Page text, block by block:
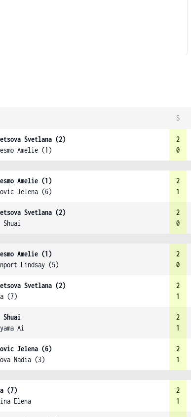
S
Svetlana (2)
Amelie (1)
2
0
Amelie (1)
Jelena (6)
2
1
Svetlana (2)
Shuai
2
0
Amelie (1)
Lindsay (5)
2
0
Svetlana (2)
(7)
2
1
Shuai
Ai
2
1
Jelena (6)
Nadia (3)
2
1
(7)
Elena
2
1